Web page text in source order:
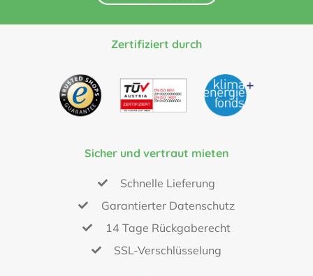
Zertifiziert durch
Sicher und vertraut mieten
Schnelle Lieferung
Garantierter Datenschutz
14 Tage Rückgaberecht
SSL-Verschlüsselung